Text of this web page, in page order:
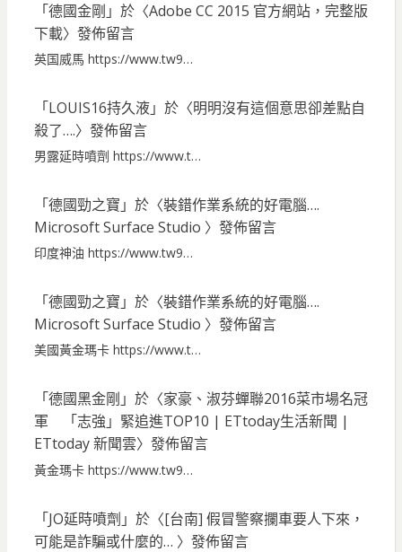
「德國金剛 」於〈Adobe CC 2015 官方網站，完整版
下載〉發佈留言
英国威馬 https://www.tw9…
「LOUIS16持久液」於〈明明沒有這個意思卻差點自
殺了….〉發佈留言
男露延時噴劑 https://www.t…
「德國勁之寶 」於〈裝錯作業系統的好電腦….
Microsoft Surface Studio 〉發佈留言
印度神油 https://www.tw9…
「德國勁之寶 」於〈裝錯作業系統的好電腦….
Microsoft Surface Studio 〉發佈留言
美國黃金瑪卡 https://www.t…
「德國黑金剛 」於〈家豪、淑芬蟬聯2016菜市場名冠
軍 「志強」緊追進TOP10 | ETtoday生活新聞 |
ETtoday 新聞雲〉發佈留言
黃金瑪卡 https://www.tw9…
「JO延時噴劑 」於〈[台南] 假冒警察攔車要人下來，
可能是詐騙或什麼的… 〉發佈留言